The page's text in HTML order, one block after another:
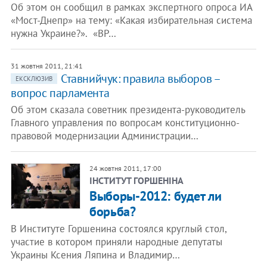
Об этом он сообщил в рамках экспертного опроса ИА
«Мост-Днепр» на тему: «Какая избирательная система
нужна Украине?». «ВР…
31 жовтня 2011, 21:41
ЕКСКЛЮЗИВ
Ставнийчук: правила выборов –
вопрос парламента
Об этом сказала советник президента-руководитель
Главного управления по вопросам конституционно-
правовой модернизации Администрации…
24 жовтня 2011, 17:00
ІНСТИТУТ ГОРШЕНІНА
Выборы-2012: будет ли
борьба?
В Институте Горшенина состоялся круглый стол,
участие в котором приняли народные депутаты
Украины Ксения Ляпина и Владимир…